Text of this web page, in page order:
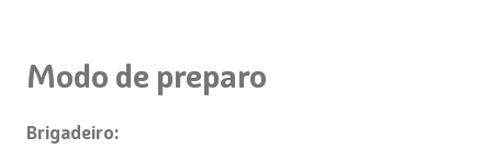
Modo de preparo
Brigadeiro: